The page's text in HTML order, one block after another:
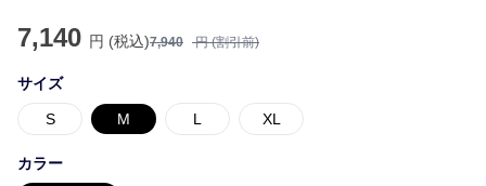
7,140 円 (税込)7,940 円 (割引前)
サイズ
S M L XL
カラー